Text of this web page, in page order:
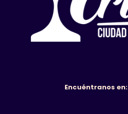
Encuéntranos en: